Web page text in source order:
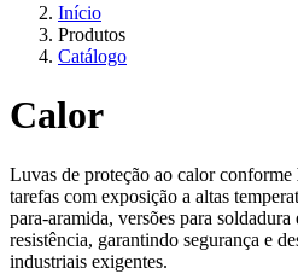
Início
Produtos
Catálogo
Calor
Luvas de proteção ao calor conforme
tarefas com exposição a altas
para‑aramida, versões para
resistência, garantindo segurança e
industriais exigentes.